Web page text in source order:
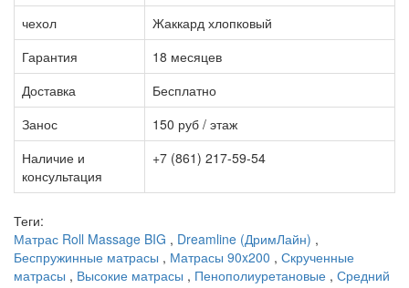
чехол
Жаккард хлопковый
Гарантия
18 месяцев
Доставка
Бесплатно
Занос
150 руб / этаж
Наличие и
консультация
+7 (861) 217-59-54
Теги:
Матрас Roll Massage BIG , Dreamline (ДримЛайн) ,
Беспружинные матрасы , Матрасы 90x200 , Скрученные
матрасы , Высокие матрасы , Пенополиуретановые , Средний